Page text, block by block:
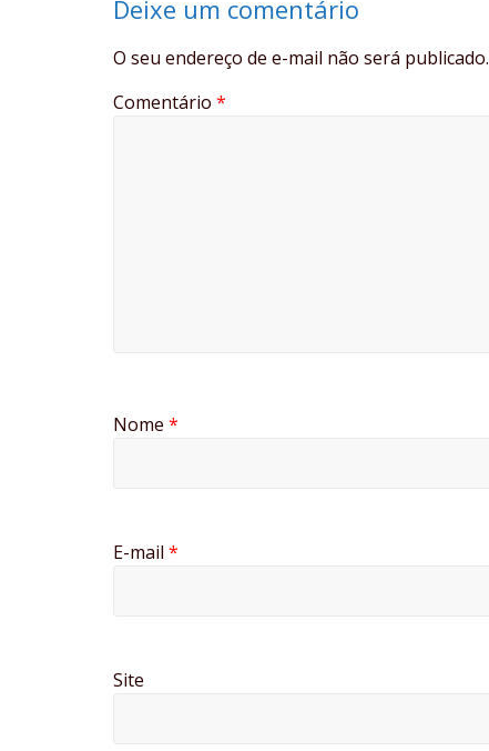
Deixe um comentário
O seu endereço de e-mail não será publicado.
Comentário *
Nome *
E-mail *
Site